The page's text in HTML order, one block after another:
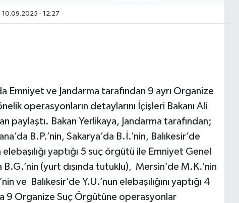
10.09.2025 - 12:27
Emniyet ve Jandarma tarafından 9 ayrı Organize
operasyonların detaylarını İçişleri Bakanı Ali
paylaştı. Bakan Yerlikaya, Jandarma tarafından;
B.P.’nin, Sakarya’da B.İ.’nin, Balıkesir’de
yaptığı 5 suç örgütü ile Emniyet Genel
(yurt dışında tutuklu), Mersin’de M.K.’nin
ve Balıkesir’de Y.U.’nun elebaşılığını yaptığı 4
9 Organize Suç Örgütüne operasyonlar